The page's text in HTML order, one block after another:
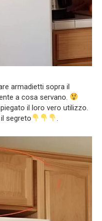
armadietti sopra il
a cosa servano.
il loro vero utilizzo.
segreto